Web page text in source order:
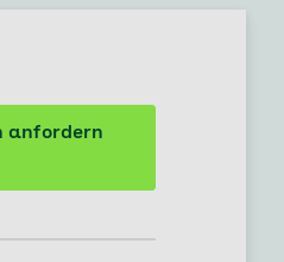
anfordern